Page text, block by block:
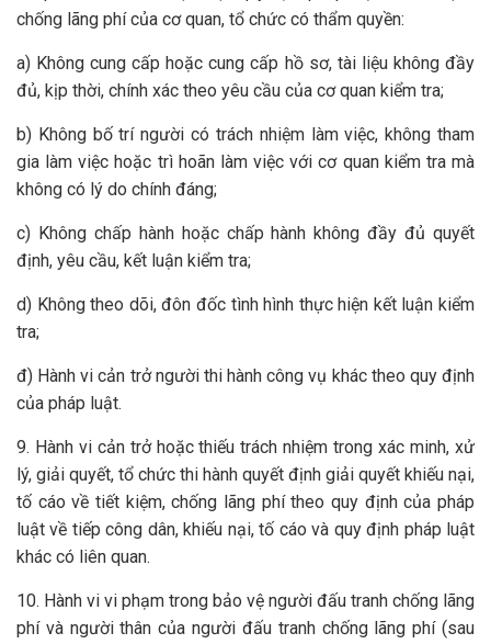
chống lãng phí của cơ quan, tổ chức có thẩm quyền:
a) Không cung cấp hoặc cung cấp hồ sơ, tài liệu không đầy
đủ, kịp thời, chính xác theo yêu cầu của cơ quan kiểm tra;
b) Không bố trí người có trách nhiệm làm việc, không tham
gia làm việc hoặc trì hoãn làm việc với cơ quan kiểm tra mà
không có lý do chính đáng;
c) Không chấp hành hoặc chấp hành không đầy đủ quyết
định, yêu cầu, kết luận kiểm tra;
d) Không theo dõi, đôn đốc tình hình thực hiện kết luận kiểm
tra;
đ) Hành vi cản trở người thi hành công vụ khác theo quy định
của pháp luật.
9. Hành vi cản trở hoặc thiếu trách nhiệm trong xác minh, xử
lý, giải quyết, tổ chức thi hành quyết định giải quyết khiếu nại,
tố cáo về tiết kiệm, chống lãng phí theo quy định của pháp
luật về tiếp công dân, khiếu nại, tố cáo và quy định pháp luật
khác có liên quan.
10. Hành vi vi phạm trong bảo vệ người đấu tranh chống lãng
phí và người thân của người đấu tranh chống lãng phí (sau